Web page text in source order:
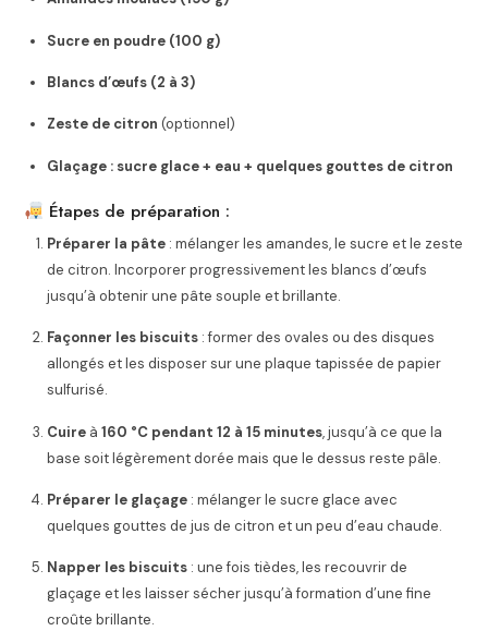
Sucre en poudre (100 g)
Blancs d’œufs (2 à 3)
Zeste de citron (optionnel)
Glaçage : sucre glace + eau + quelques gouttes de citron
Étapes de préparation :
Préparer la pâte : mélanger les amandes, le sucre et le zeste
de citron. Incorporer progressivement les blancs d’œufs
jusqu’à obtenir une pâte souple et brillante.
Façonner les biscuits : former des ovales ou des disques
allongés et les disposer sur une plaque tapissée de papier
sulfurisé.
Cuire à160 °C pendant 12 à 15 minutes, jusqu’à ce que la
base soit légèrement dorée mais que le dessus reste pâle.
Préparer le glaçage : mélanger le sucre glace avec
quelques gouttes de jus de citron et un peu d’eau chaude.
Napper les biscuits : une fois tièdes, les recouvrir de
glaçage et les laisser sécher jusqu’à formation d’une fine
croûte brillante.